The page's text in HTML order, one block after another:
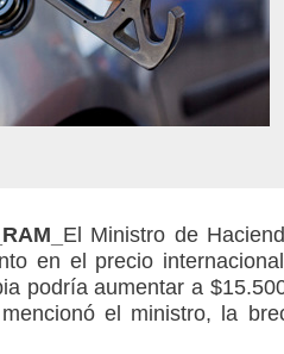
El Ministro de
en el precio
podría aumentar a
el ministro, la